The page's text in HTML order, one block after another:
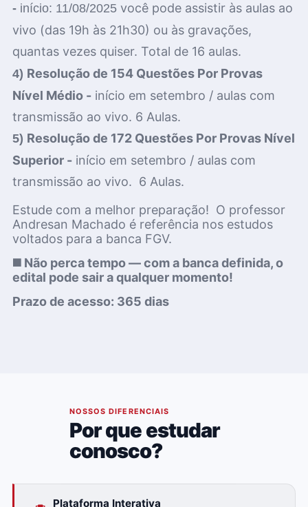
- início: 11/08/2025 você pode assistir às aulas ao
vivo (das 19h às 21h30) ou às gravações,
quantas vezes quiser. Total de 16 aulas.
4) Resolução de 154 Questões Por Provas
Nível Médio -início em setembro / aulas com
transmissão ao vivo. 6 Aulas.
5) Resolução de 172 Questões Por Provas Nível
Superior -início em setembro / aulas com
transmissão ao vivo. 6 Aulas.
Estude com a melhor preparação! O professor
Andresan Machado é referência nos estudos
voltados para a banca FGV.
◼️ Não perca tempo — com a banca definida, o
edital pode sair a qualquer momento!
Prazo de acesso: 365 dias
NOSSOS DIFERENCIAIS
Por que estudar
conosco?
Plataforma Interativa